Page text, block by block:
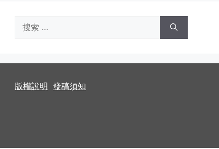
版權說明 發稿須知